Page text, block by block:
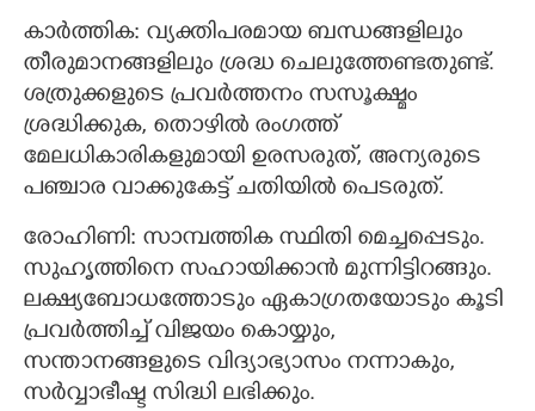
കാര്‍ത്തിക: വ്യക്തിപരമായ ബന്ധങ്ങളിലും
തീരുമാനങ്ങളിലും ശ്രദ്ധ ചെലുത്തേണ്ടതുണ്ട്.
ശത്രുക്കളുടെ പ്രവര്‍ത്തനം സസൂക്ഷ്മം
ശ്രദ്ധിക്കുക, തൊഴില്‍ രംഗത്ത്
മേലധികാരികളുമായി ഉരസരുത്, അന്യരുടെ
പഞ്ചാര വാക്കുകേട്ട് ചതിയില്‍ പെടരുത്.
രോഹിണി: സാമ്പത്തിക സ്ഥിതി മെച്ചപ്പെടും.
സുഹൃത്തിനെ സഹായിക്കാൻ മുന്നിട്ടിറങ്ങും.
ലക്ഷ്യബോധത്തോടും ഏകാഗ്രതയോടും കൂടി
പ്രവര്‍ത്തിച്ച് വിജയം കൊയ്യും,
സന്താനങ്ങളുടെ വിദ്യാഭ്യാസം നന്നാകും,
സര്‍വ്വാഭീഷ്ട സിദ്ധി ലഭിക്കും.